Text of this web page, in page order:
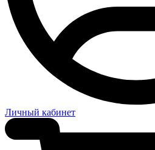
Личный кабинет